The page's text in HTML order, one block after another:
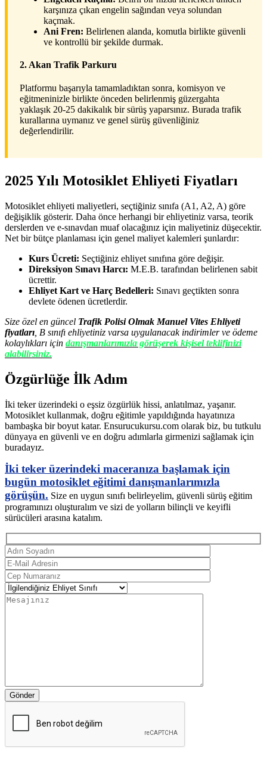
karşınıza çıkan engelin sağından veya solundan
kaçmak.
Ani Fren: Belirlenen alanda, komutla birlikte güvenli
ve kontrollü bir şekilde durmak.
2. Akan Trafik Parkuru
Platformu başarıyla tamamladıktan sonra, komisyon ve
eğitmeninizle birlikte önceden belirlenmiş güzergahta
yaklaşık 20-25 dakikalık bir sürüş yaparsınız. Burada trafik
kurallarına uymanız ve genel sürüş güvenliğiniz
değerlendirilir.
2025 Yılı Motosiklet Ehliyeti Fiyatları
Motosiklet ehliyeti maliyetleri, seçtiğiniz sınıfa (A1, A2, A) göre
değişiklik gösterir. Daha önce herhangi bir ehliyetiniz varsa, teorik
derslerden ve e-sınavdan muaf olacağınız için maliyetiniz düşecektir.
Net bir bütçe planlaması için genel maliyet kalemleri şunlardır:
Kurs Ücreti: Seçtiğiniz ehliyet sınıfına göre değişir.
Direksiyon Sınavı Harcı: M.E.B. tarafından belirlenen sabit
ücrettir.
Ehliyet Kart ve Harç Bedelleri: Sınavı geçtikten sonra
devlete ödenen ücretlerdir.
Size özel en güncel Trafik Polisi Olmak Manuel Vites Ehliyeti
fiyatları , B sınıfı ehliyetiniz varsa uygulanacak indirimler ve ödeme
kolaylıkları için danışmanlarımızla görüşerek kişisel teklifinizi
alabilirsiniz.
Özgürlüğe İlk Adım
İki teker üzerindeki o eşsiz özgürlük hissi, anlatılmaz, yaşanır.
Motosiklet kullanmak, doğru eğitimle yapıldığında hayatınıza
bambaşka bir boyut katar. Ensurucukursu.com olarak biz, bu tutkulu
dünyaya en güvenli ve en doğru adımlarla girmenizi sağlamak için
buradayız.
İki teker üzerindeki maceranıza başlamak için
bugün motosiklet eğitimi danışmanlarımızla
görüşün. Size en uygun sınıfı belirleyelim, güvenli sürüş eğitim
programınızı oluşturalım ve sizi de yolların bilinçli ve keyifli
sürücüleri arasına katalım.
Gönder